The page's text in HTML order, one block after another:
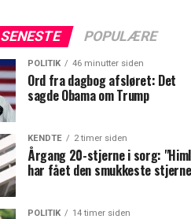
SENESTE POPULÆRE
POLITIK 46 minutter siden
Ord fra dagbog afsløret: Det
sagde Obama om Trump
KENDTE 2 timer siden
Årgang 20-stjerne i sorg:
har fået den smukkeste
POLITIK 14 timer siden